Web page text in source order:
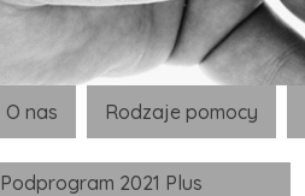
O nas Rodzaje pomocy
Podprogram 2021 Plus